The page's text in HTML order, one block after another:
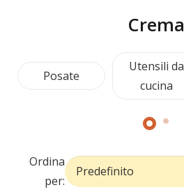
Crema
Posate
Utensili da
cucina
Ordina
per: